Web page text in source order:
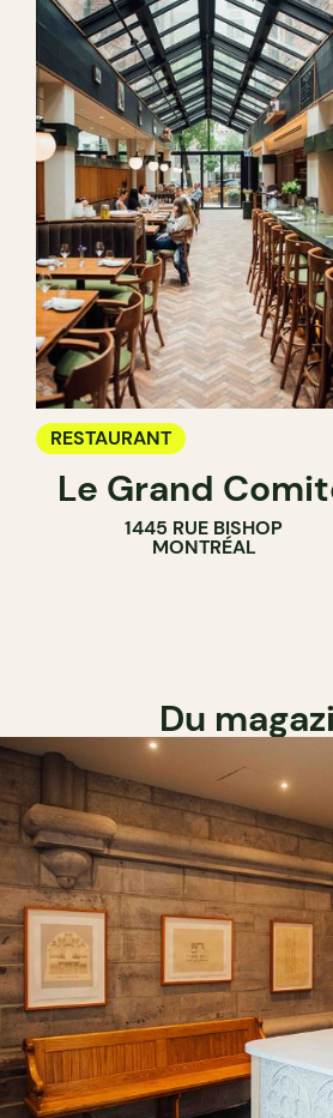
RESTAURANT
Le Grand
1445 RUE BISHOP
MONTRÉAL
Du